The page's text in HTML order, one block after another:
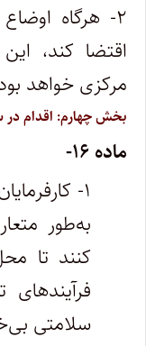
۲- هرگاه
اقتضا کند،
مرکزی خواهد
بخش چهارم: اقدام در
ماده ۱۶-
۱-
به‌طور
کنند تا
سلامتی